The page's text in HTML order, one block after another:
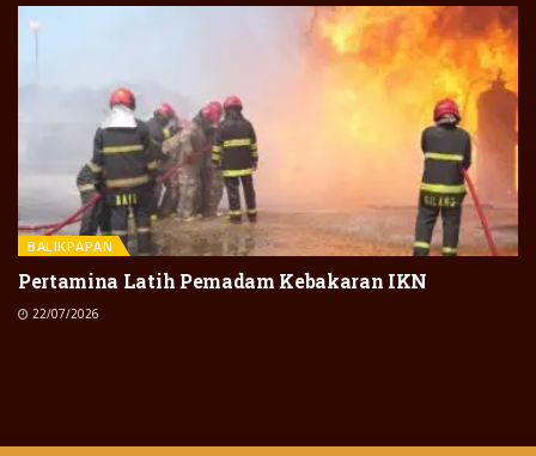
BALIKPAPAN
Pertamina Latih Pemadam Kebakaran IKN
22/07/2026